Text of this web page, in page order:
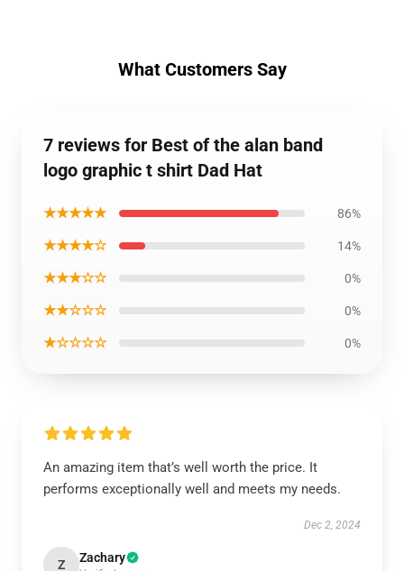
What Customers Say
7 reviews for Best of the alan band
logo graphic t shirt Dad Hat
★★★★★ 86%
★★★★☆ 14%
★★★☆☆ 0%
★★☆☆☆ 0%
★☆☆☆☆ 0%
An amazing item that’s well worth the price. It
performs exceptionally well and meets my needs.
Dec 2, 2024
Z Zachary